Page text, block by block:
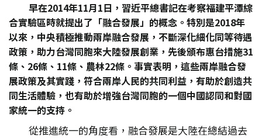
早在2014年11月1日，習近平總書記在考察福建平潭綜
合實驗區時就提出了「融合發展」的概念。特別是2018年
以來，中央積極推動兩岸融合發展，不斷深化細化同等待遇
政策，助力台灣同胞來大陸發展創業，先後頒布惠台措施31
條、26條、11條、農林22條。事實表明，這些兩岸融合發
展政策及其實踐，符合兩岸人民的共同利益，有助於創造共
同生活體驗，也有助於增強台灣同胞的一個中國認同和對國
家統一的支持。
從推進統一的角度看，融合發展是大陸在總結過去